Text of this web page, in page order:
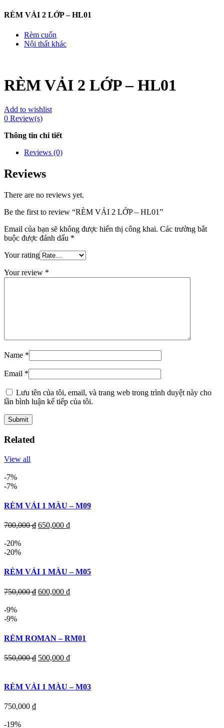
RÈM VẢI 2 LỚP – HL01
Rèm cuốn
Nội thất khác
RÈM VẢI 2 LỚP – HL01
Add to wishlist
0 Review(s)
Thông tin chi tiết
Reviews (0)
Reviews
There are no reviews yet.
Be the first to review “RÈM VẢI 2 LỚP – HL01”
Email của bạn sẽ không được hiển thị công khai. Các trường bắt
buộc được đánh dấu *
Your rating
Your review *
Name *
Email *
Lưu tên của tôi, email, và trang web trong trình duyệt này cho
lần bình luận kế tiếp của tôi.
Related
View all
-7%
-7%
RÈM VẢI 1 MÀU – M09
700,000₫ 650,000 ₫
-20%
-20%
RÈM VẢI 1 MÀU – M05
750,000₫ 600,000 ₫
-9%
-9%
RÈM ROMAN – RM01
550,000₫ 500,000 ₫
RÈM VẢI 1 MÀU – M03
750,000 ₫
-19%